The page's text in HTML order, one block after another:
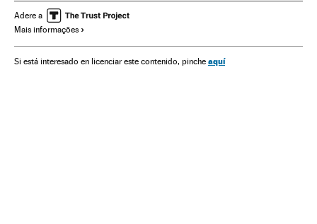
Prêmios comunicação Série dramática
Programa tv Rachel Brosnahan David Harbour
Adere a
Mais informações
Si está interesado en licenciar este contenido, pinche aquí